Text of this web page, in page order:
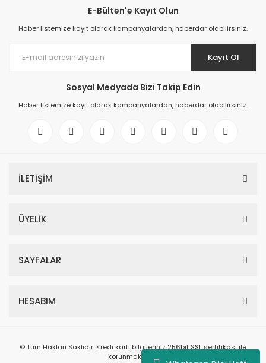
E-Bülten'e Kayıt Olun
Haber listemize kayıt olarak kampanyalardan, haberdar olabilirsiniz.
Kayıt Ol
Sosyal Medyada Bizi Takip Edin
Haber listemize kayıt olarak kampanyalardan, haberdar olabilirsiniz.
İLETİŞİM
ÜYELİK
SAYFALAR
HESABIM
© Tüm Hakları Saklıdır. Kredi kartı bilgileriniz 256bit SSL sertifikası ile
korunmaktadır.